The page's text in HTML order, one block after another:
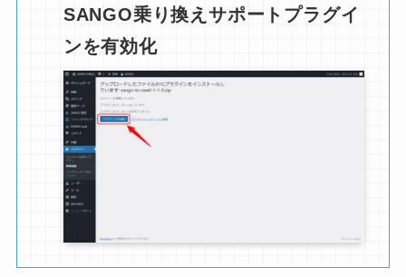
SANGO乗り換えサポートプラグイ
ンを有効化